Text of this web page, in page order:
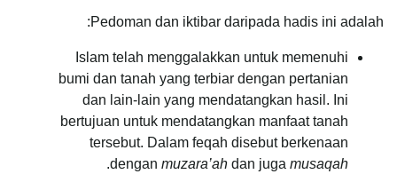
Pedoman dan iktibar daripada hadis ini adalah:
Islam telah menggalakkan untuk memenuhi
bumi dan tanah yang terbiar dengan pertanian
dan lain-lain yang mendatangkan hasil. Ini
bertujuan untuk mendatangkan manfaat tanah
tersebut. Dalam feqah disebut berkenaan
dengan muzara’ah dan juga musaqah
.